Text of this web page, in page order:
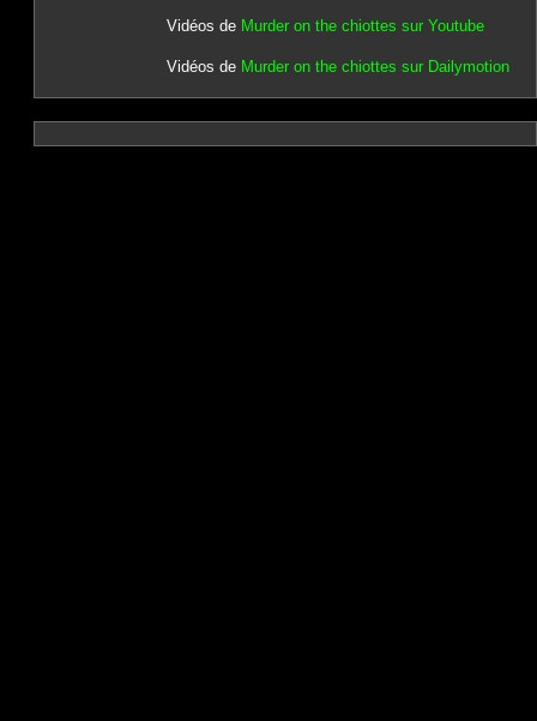
Vidéos de Murder on the chiottes sur Youtube
Vidéos de Murder on the chiottes sur Dailymotion